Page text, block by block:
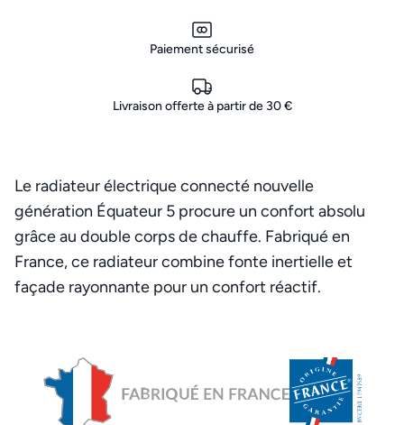
Paiement sécurisé
Livraison offerte à partir de 30 €
Le radiateur électrique connecté nouvelle
génération Équateur 5 procure un confort absolu
grâce au double corps de chauffe. Fabriqué en
France, ce radiateur combine fonte inertielle et
façade rayonnante pour un confort réactif.